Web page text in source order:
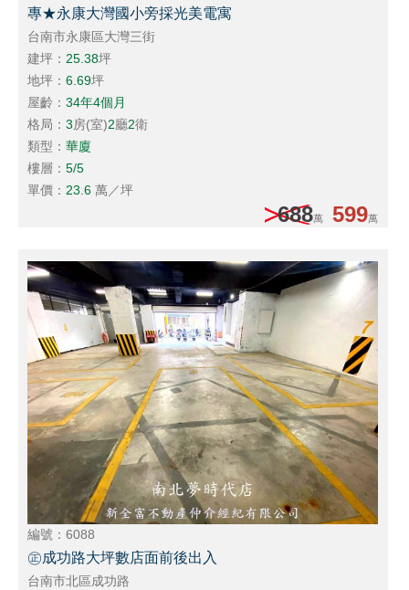
專★永康大灣國小旁採光美電寓
台南市永康區大灣三街
建坪： 25.38坪
地坪：6.69坪
屋齡：34年4個月
格局：3房(室)2廳2衛
類型：華廈
樓層：5/5
單價： 23.6 萬／坪
688萬 599萬
編號：6088
㊣成功路大坪數店面前後出入
台南市北區成功路